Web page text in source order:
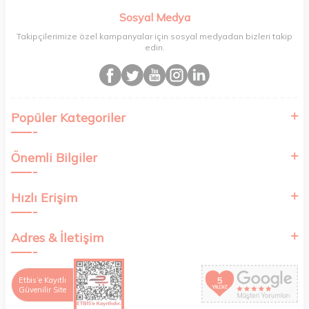
çözümler sunar. Uzmanların önerdiği formüllerle
hazırlanan ürünler, cildinizi yenileyerek ve koruyarak
sağlıklı bir görünüm kazanmanıza yardımcı olur.
Alldermo ile cilt bakımınızı bir keyif haline getirin ve her
yaşta sağlıklı bir cilde sahip olun.
Sosyal Medya
Takipçilerimize özel kampanyalar için sosyal medyadan bizleri takip
edin.
Popüler Kategoriler
Önemli Bilgiler
Hızlı Erişim
Adres & İletişim
Etbis’e Kayıtlı
Güvenilir Site